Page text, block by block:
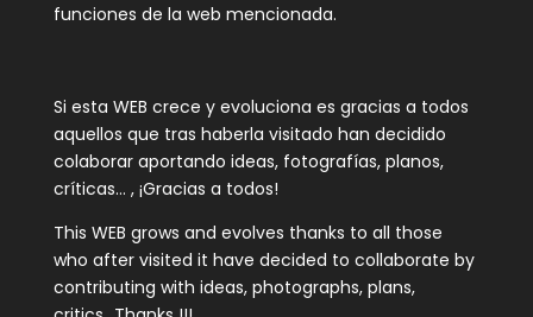
funciones de la web mencionada.
Si esta WEB crece y evoluciona es gracias a todos
aquellos que tras haberla visitado han decidido
colaborar aportando ideas, fotografías, planos,
críticas… , ¡Gracias a todos!
This WEB grows and evolves thanks to all those
who after visited it have decided to collaborate by
contributing with ideas, photographs, plans,